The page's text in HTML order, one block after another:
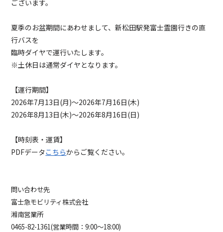
ございます。
夏季のお盆期間にあわせまして、新松田駅発富士霊園行きの直
行バスを
臨時ダイヤで運行いたします。
※土休日は通常ダイヤとなります。
【運行期間】
2026年7月13日(月)～2026年7月16日(木)
2026年8月13日(木)～2026年8月16日(日)
【時刻表・運賃】
PDFデータ こちらからご覧ください。
問い合わせ先
富士急モビリティ株式会社
湘南営業所
0465-82-1361(営業時間：9:00～18:00)